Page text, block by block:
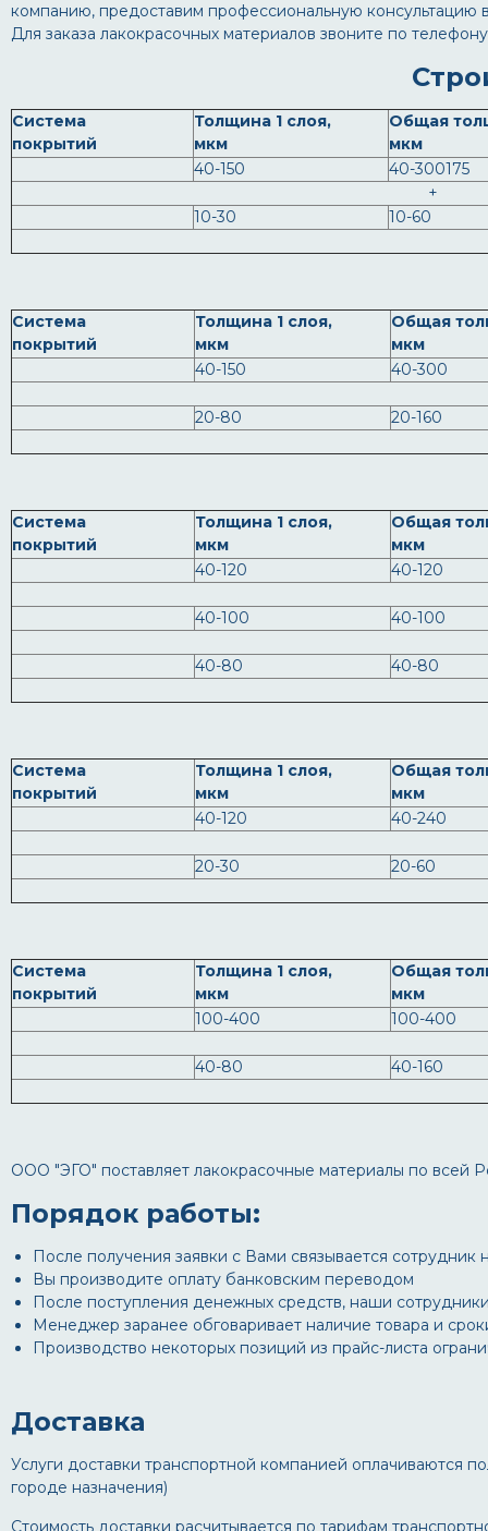
компанию, предоставим профессиональную
Для заказа лакокрасочных материалов звоните по
Система
покрытий
Толщина 1 слоя,
мкм
Общая
мкм
40-150
40-300175
+
10-30
10-60
Система
покрытий
Толщина 1 слоя,
мкм
Общая
мкм
40-150
40-300
20-80 20-160
Система
покрытий
Толщина 1 слоя,
мкм
Общая
мкм
40-120
40-120
40-100 40-100
40-80 40-80
Система
покрытий
Толщина 1 слоя,
мкм
Общая
мкм
40-120
40-240
20-30 20-60
Система
покрытий
Толщина 1 слоя,
мкм
Общая
мкм
100-400
100-400
40-80 40-160
ООО "ЭГО" поставляет лакокрасочные материалы по всей
Порядок работы:
После получения заявки с Вами связывается сотрудник
Вы производите оплату банковским переводом
После поступления денежных средств, наши
Менеджер заранее обговаривает наличие товара и
Производство некоторых позиций из прайс-листа
Доставка
Услуги доставки транспортной компанией оплачиваются
городе назначения)
Стоимость доставки расчитывается по тарифам